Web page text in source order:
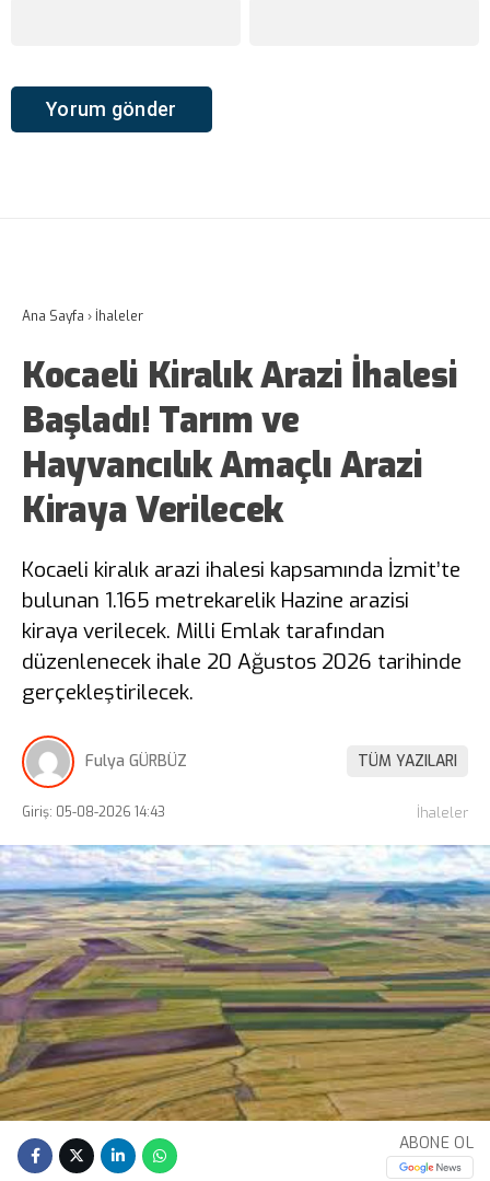
Ana Sayfa › İhaleler
Kocaeli Kiralık Arazi İhalesi
Başladı! Tarım ve
Hayvancılık Amaçlı Arazi
Kiraya Verilecek
Kocaeli kiralık arazi ihalesi kapsamında İzmit’te
bulunan 1.165 metrekarelik Hazine arazisi
kiraya verilecek. Milli Emlak tarafından
düzenlenecek ihale 20 Ağustos 2026 tarihinde
gerçekleştirilecek.
Fulya GÜRBÜZ TÜM YAZILARI
Giriş: 05-08-2026 14:43 İhaleler
ABONE OL